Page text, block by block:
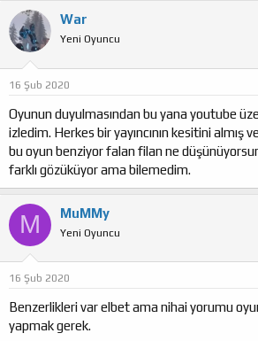
n
u
y
a
ş
l
a
t
a
n
ş
a
ç
a
r
i
h
i
War
Yeni Oyuncu
16 Şub 2020
Oyunun duyulmasından bu yana youtube
izledim. Herkes bir yayıncının kesitini almış
bu oyun benziyor falan filan ne
farklı gözüküyor ama bilemedim.
M MuMMy
Yeni Oyuncu
16 Şub 2020
Benzerlikleri var elbet ama nihai yorumu
yapmak gerek.